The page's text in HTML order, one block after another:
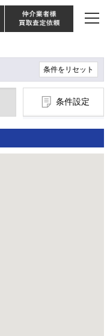
条件をリセット
条件設定
中古マンションを手がける会
・中古マンションならJPM